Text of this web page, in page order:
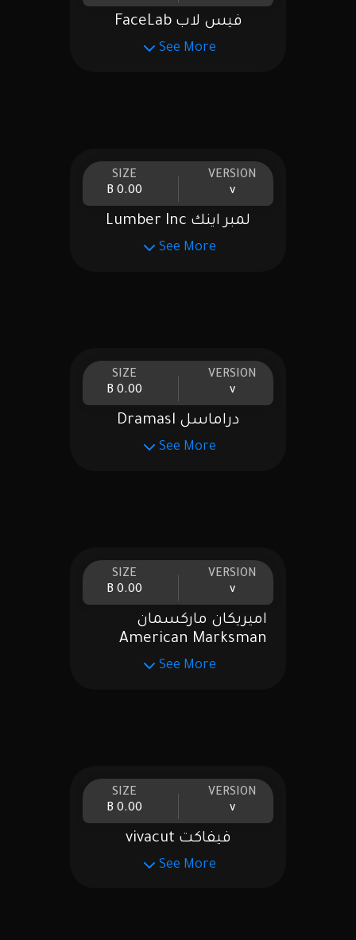
فيس لاب FaceLab
See More
VERSION
v
SIZE
0.00 B
لمبر اينك Lumber Inc
See More
VERSION
v
SIZE
0.00 B
دراماسل Dramasl
See More
VERSION
v
SIZE
0.00 B
اميريكان ماركسمان
American Marksman
See More
VERSION
v
SIZE
0.00 B
فيفاكت vivacut
See More